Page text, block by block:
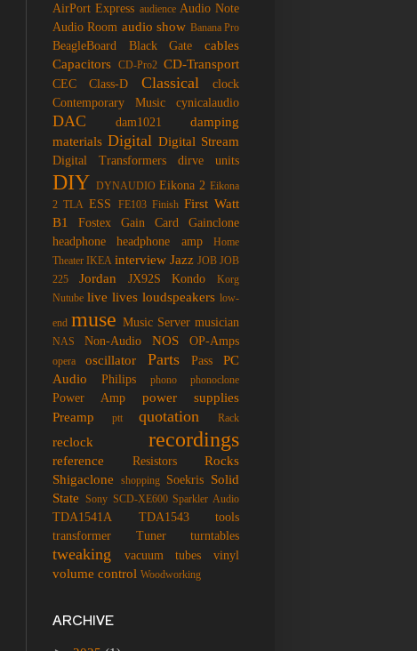
AirPort Express audience Audio Note
Audio Room audio show Banana Pro
BeagleBoard Black Gate
cables
Capacitors CD-Pro2 CD-Transport
CEC Class-D Classical
clock
Contemporary Music
cynicalaudio
DAC dam1021
damping
materials Digital Digital Stream
Digital Transformers dirve units
DIY DYNAUDIO Eikona 2 Eikona
2 TLA ESS FE103 Finish First Watt
B1
Fostex Gain Card
Gainclone
headphone
headphone amp
Home
Theater IKEA interview Jazz JOB JOB
225
Jordan JX92S Kondo
Korg
Nutube live lives loudspeakers low-
end muse Music Server musician
NAS Non-Audio NOS OP-Amps
opera oscillator Parts Pass
PC
Audio
Philips phono phonoclone
Power Amp
power supplies
Preamp
ptt quotation Rack
reclock recordings
reference Resistors
Rocks
Shigaclone
shopping Soekris Solid
State Sony SCD-XE600 Sparkler Audio
TDA1541A TDA1543
tools
transformer
Tuner turntables
tweaking vacuum tubes vinyl
volume control Woodworking
ARCHIVE